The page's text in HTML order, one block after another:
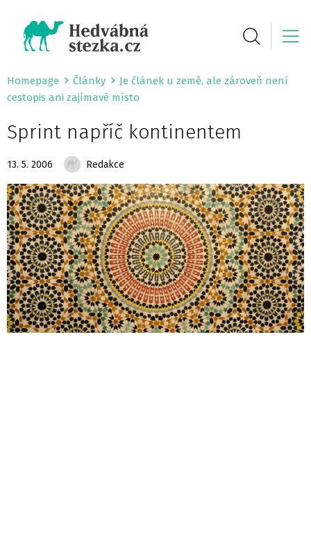
Homepage Články
Je článek u země, ale zároveň není
cestopis ani zajímavé místo
Sprint napříč kontinentem
13. 5. 2006 Redakce